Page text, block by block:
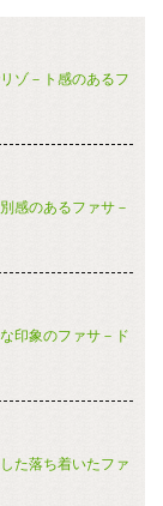
ゾ－ト感のあるフ
感のあるファサ－
印象のファサ－ド
た落ち着いたファ